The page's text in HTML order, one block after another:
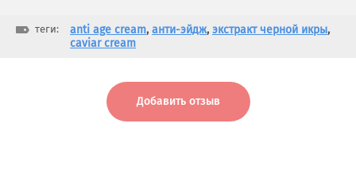
теги: anti age cream, анти-эйдж, экстракт черной икры,
caviar cream
Добавить отзыв